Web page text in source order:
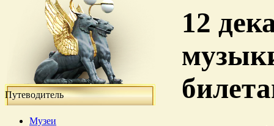
Путеводитель
Музеи
12